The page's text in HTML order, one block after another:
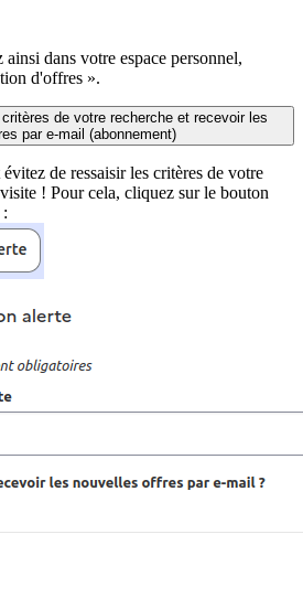
dans votre espace personnel,
d'offres ».
de votre recherche et recevoir les
par e-mail (abonnement)
de ressaisir les critères de votre
! Pour cela, cliquez sur le bouton